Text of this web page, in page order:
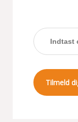
Tilmeld